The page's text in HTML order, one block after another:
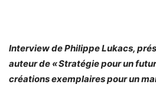
Interview de Philippe Lukacs,
auteur de « Stratégie pour un
créations exemplaires pour un